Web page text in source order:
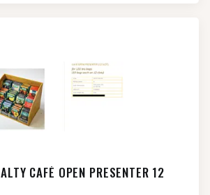
CAFÉ OPEN PRESENTER 12